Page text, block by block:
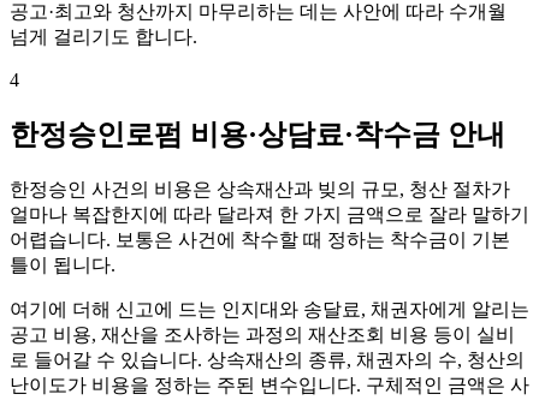
공고·최고와 청산까지 마무리하는 데는 사안에 따라 수개월
넘게 걸리기도 합니다.
4
한정승인로펌 비용·상담료·착수금 안내
한정승인 사건의 비용은 상속재산과 빚의 규모, 청산 절차가
얼마나 복잡한지에 따라 달라져 한 가지 금액으로 잘라 말하기
어렵습니다. 보통은 사건에 착수할 때 정하는 착수금이 기본
틀이 됩니다.
여기에 더해 신고에 드는 인지대와 송달료, 채권자에게 알리는
공고 비용, 재산을 조사하는 과정의 재산조회 비용 등이 실비
로 들어갈 수 있습니다. 상속재산의 종류, 채권자의 수, 청산의
난이도가 비용을 정하는 주된 변수입니다. 구체적인 금액은 사